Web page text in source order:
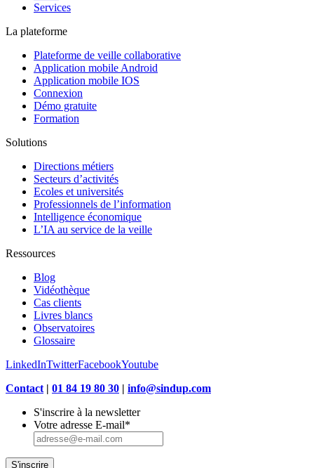
Services
La plateforme
Plateforme de veille collaborative
Application mobile Android
Application mobile IOS
Connexion
Démo gratuite
Formation
Solutions
Directions métiers
Secteurs d’activités
Ecoles et universités
Professionnels de l’information
Intelligence économique
L’IA au service de la veille
Ressources
Blog
Vidéothèque
Cas clients
Livres blancs
Observatoires
Glossaire
LinkedInTwitterFacebookYoutube
Contact | 01 84 19 80 30 | info@sindup.com
S'inscrire à la newsletter
Votre adresse E-mail*
S'inscrire